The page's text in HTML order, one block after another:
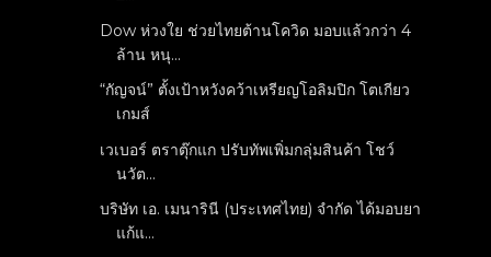
Dow ห่วงใย ช่วยไทยต้านโควิด มอบแล้วกว่า 4
ล้าน หนุ...
“กัญจน์” ตั้งเป้าหวังคว้าเหรียญโอลิมปิก โตเกียว
เกมส์
เวเบอร์ ตราตุ๊กแก ปรับทัพเพิ่มกลุ่มสินค้า โชว์
นวัต...
บริษัท เอ. เมนารินี (ประเทศไทย) จำกัด ได้มอบยา
แก้แ...